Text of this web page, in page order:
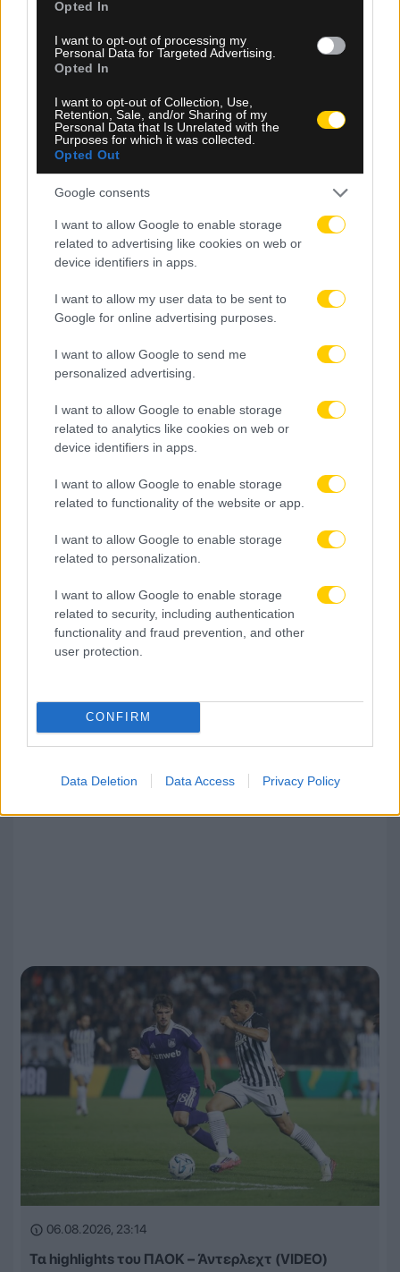
Opted In
I want to opt-out of processing my
Personal Data for Targeted Advertising.
Opted In
I want to opt-out of Collection, Use,
Retention, Sale, and/or Sharing of my
Personal Data that Is Unrelated with the
Purposes for which it was collected.
Opted Out
Google consents
I want to allow Google to enable storage
related to advertising like cookies on web or
device identifiers in apps.
I want to allow my user data to be sent to
Google for online advertising purposes.
I want to allow Google to send me
personalized advertising.
I want to allow Google to enable storage
related to analytics like cookies on web or
device identifiers in apps.
I want to allow Google to enable storage
related to functionality of the website or app.
I want to allow Google to enable storage
related to personalization.
I want to allow Google to enable storage
related to security, including authentication
functionality and fraud prevention, and other
user protection.
CONFIRM
Data Deletion Data Access Privacy Policy
07.08.2026, 00:08
Βαθμολογία UEFA: Έχασε έδαφος η Ελλάδα μετά
την άσχημη ευρωπαϊκή εβδομάδα των ομάδων
06.08.2026, 23:40
Δίχως νίκη οι ελληνικές ομάδες στην Ευρώπη
αυτή την εβδομάδα
06.08.2026, 23:14
Τα highlights του ΠΑΟΚ – Άντερλεχτ (VIDEO)